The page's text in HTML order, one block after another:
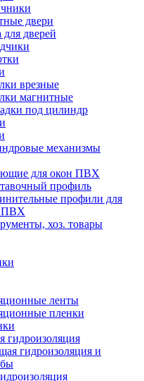
двери
дверей
врезные
магнитные
под цилиндр
механизмы
для окон ПВХ
профиль
профили для
ПВХ
хоз. товары
ленты
пленки
гидроизоляция
гидроизоляция и